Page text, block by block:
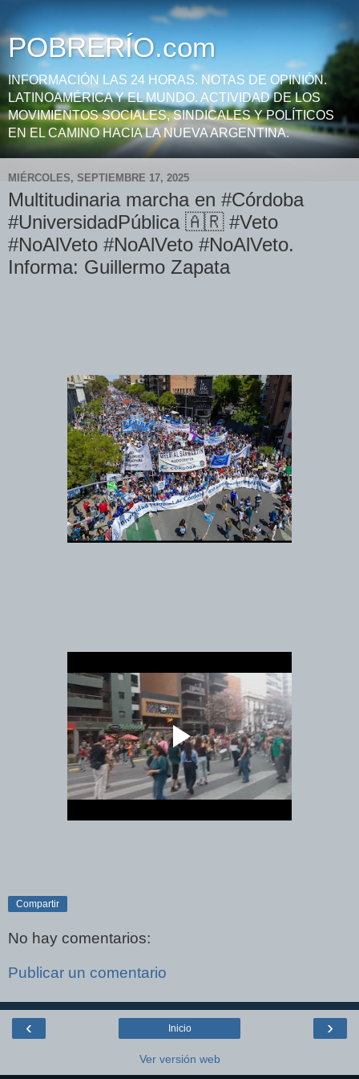
POBRERÍO.com
INFORMACIÓN LAS 24 HORAS. NOTAS DE OPINIÓN.
LATINOAMÉRICA Y EL MUNDO. ACTIVIDAD DE LOS
MOVIMIENTOS SOCIALES, SINDICALES Y POLÍTICOS
EN EL CAMINO HACIA LA NUEVA ARGENTINA.
MIÉRCOLES, SEPTIEMBRE 17, 2025
Multitudinaria marcha en #Córdoba
#UniversidadPública 🇦🇷 #Veto
#NoAlVeto #NoAlVeto #NoAlVeto.
Informa: Guillermo Zapata
Compartir
No hay comentarios:
Publicar un comentario
‹ ›
Inicio
Ver versión web